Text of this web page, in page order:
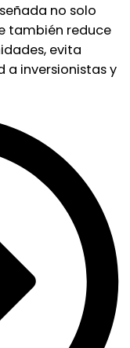
no solo
también reduce
evita
a inversionistas y